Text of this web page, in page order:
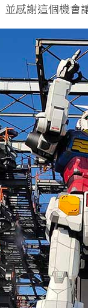
感謝這個機會